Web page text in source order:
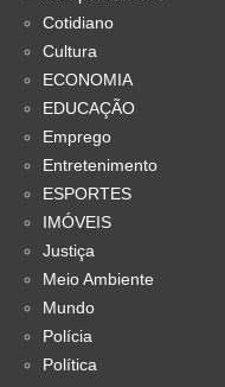
Cotidiano
Cultura
ECONOMIA
EDUCAÇÃO
Emprego
Entretenimento
ESPORTES
IMÓVEIS
Justiça
Meio Ambiente
Mundo
Polícia
Política